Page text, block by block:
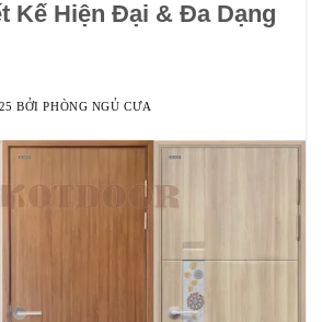
Kế Hiện Đại & Đa Dạng
BỞIPHÒNG NGỦ CƯA